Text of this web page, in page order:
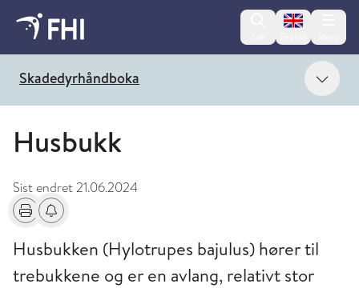
Change
Skadedyrhåndboka Vis
Husbukk
Sist endret21.06.2024
Skriv utFå varsel om endringer
Husbukken (Hylotrupes bajulus) hører til
trebukkene og er en avlang, relativt stor